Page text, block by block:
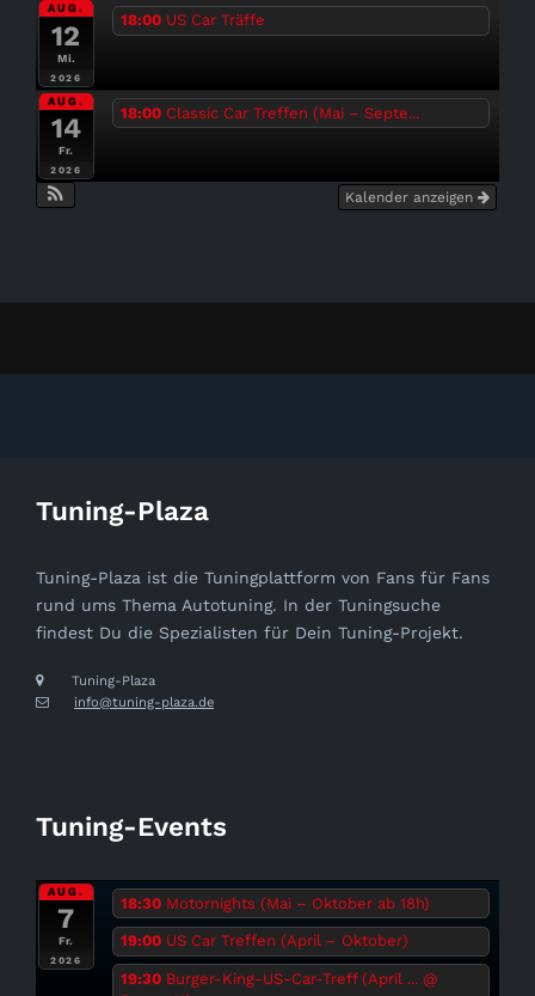
AUG.
12
Mi.
2026
18:00 US Car Träffe
AUG.
14
Fr.
2026
18:00 Classic Car Treffen (Mai – Septe...
Kalender anzeigen
Tuning-Plaza
Tuning-Plaza ist die Tuningplattform von Fans für Fans
rund ums Thema Autotuning. In der Tuningsuche
findest Du die Spezialisten für Dein Tuning-Projekt.
Tuning-Plaza
info@tuning-plaza.de
Tuning-Events
AUG.
7
Fr.
2026
18:30 Motornights (Mai – Oktober ab 18h)
19:00 US Car Treffen (April – Oktober)
19:30 Burger-King-US-Car-Treff (April ... @